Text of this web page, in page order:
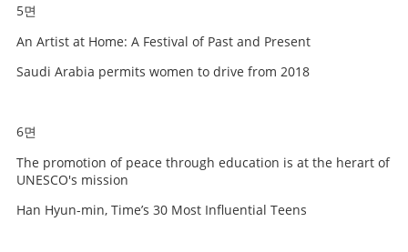
5면
An Artist at Home: A Festival of Past and Present
Saudi Arabia permits women to drive from 2018
6면
The promotion of peace through education is at the herart of
UNESCO's mission
Han Hyun-min, Time’s 30 Most Influential Teens